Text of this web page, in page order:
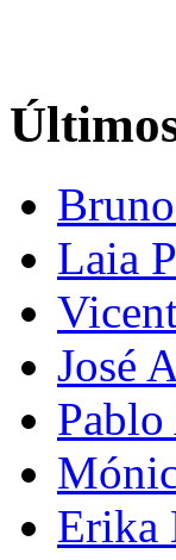
Laia
José
Erika